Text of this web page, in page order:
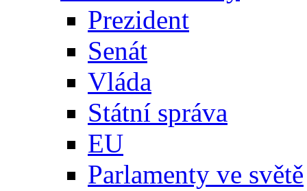
Prezident
Senát
Vláda
Státní správa
EU
Parlamenty ve světě